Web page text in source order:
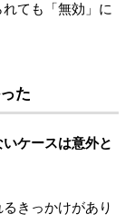
ても「無効」に
た
ケースは意外と
きっかけがあり